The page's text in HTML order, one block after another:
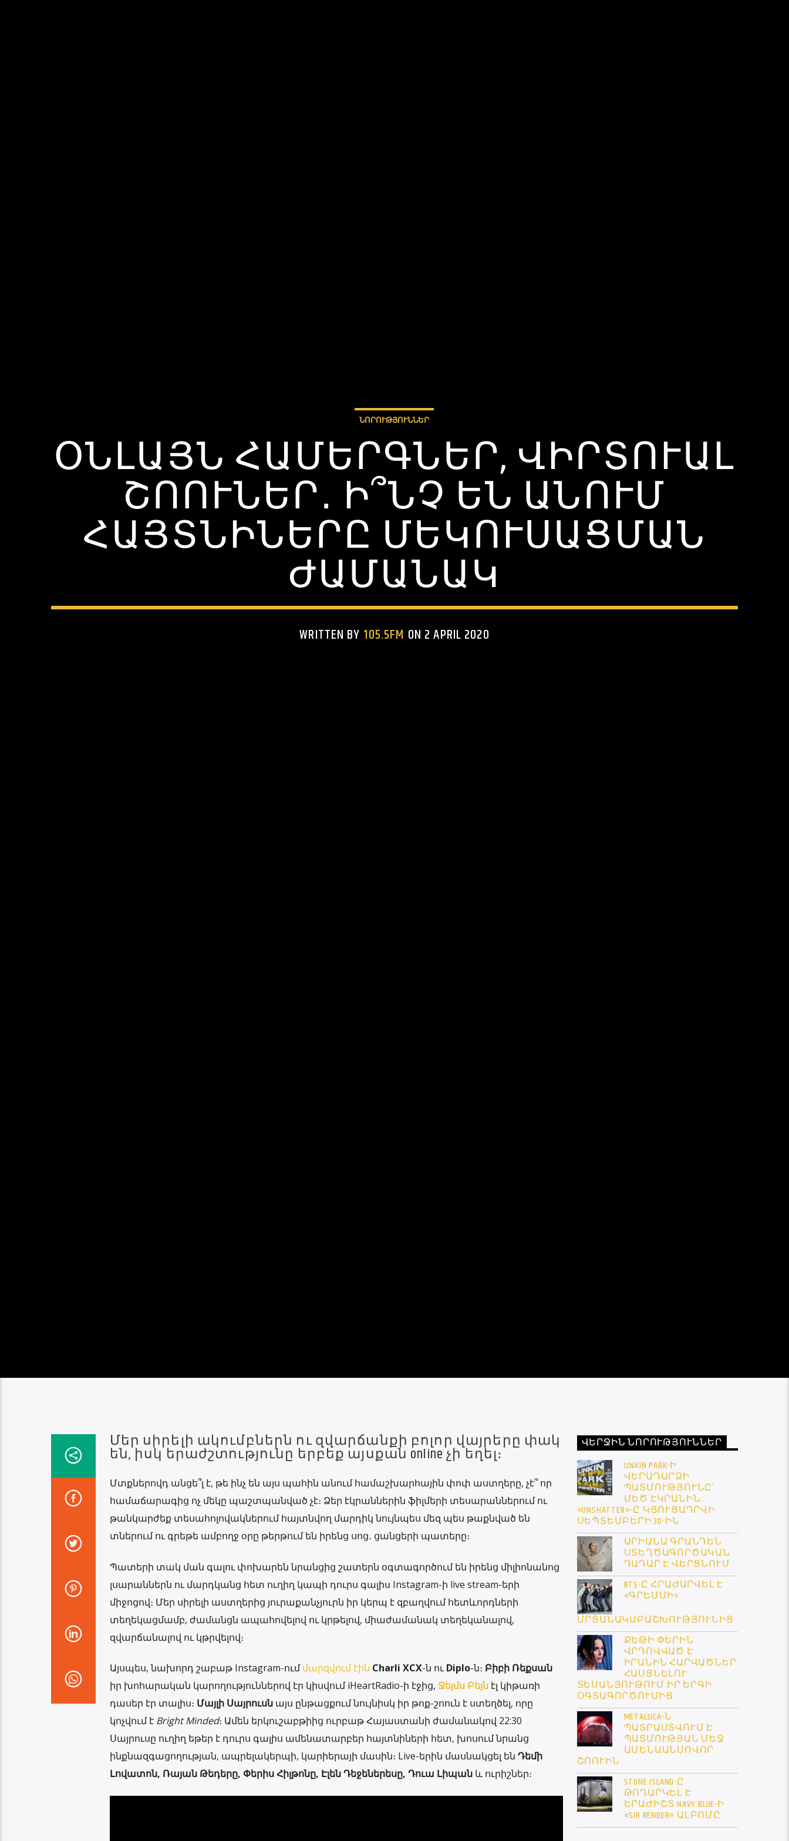
ՆՈՐՈՒԹՅՈՒՆՆԵՐ
ՕՆԼԱՅՆ ՀԱՄԵՐԳՆԵՐ, ՎԻՐՏՈՒԱԼ
ՇՈՈՒՆԵՐ․ Ի՞ՆՉ ԵՆ ԱՆՈՒՄ
ՀԱՅՏՆԻՆԵՐԸ ՄԵԿՈՒՍԱՑՄԱՆ
ԺԱՄԱՆԱԿ
WRITTEN BY 105.5FM ON 2 APRIL 2020
Մեր սիրելի ակումբներն ու զվարճանքի բոլոր վայրերը փակ
են, իսկ երաժշտությունը երբեք այսքան online չի եղել։
Մտքներովդ անցե՞լ է, թե ինչ են այս պահին անում համաշխարհային փոփ աստղերը, չէ՞ որ
համաճարագից ոչ մեկը պաշտպանված չէ։ Ձեր էկրաններին ֆիլմերի տեսարաններում ու
թանկարժեք տեսահոլովակներում հայտնվող մարդիկ նույնպես մեզ պես թաքնված են
տներում ու գրեթե ամբողջ օրը թերթում են իրենց սոց․ ցանցերի պատերը։
Պատերի տակ ման գալու փոխարեն նրանցից շատերն օգտագործում են իրենց միլիոնանոց
լսարաններն ու մարդկանց հետ ուղիղ կապի դուրս գալիս Instagram-ի live stream-երի
միջոցով։ Մեր սիրելի աստղերից յուրաքանչյուրն իր կերպ է զբաղվում հետևորդների
տեղեկացմամբ, ժամանցն ապահովելով ու կրթելով, միաժամանակ տեղեկանալով,
զվարճանալով ու կթրվելով։
Այսպես, նախորդ շաբաթ Instagram-ումմարզվում էին Charli XCX-ն ուDiplo-ն։ Բիբի Ռեքսան
իր խոհարական կարողություններով էր կիսվում iHeartRadio-ի էջից, Ջեյմս Բեյնէլ կիթառի
դասեր էր տալիս։ Մայլի Սայրուսնայս ընթացքում նույնիսկ իր թոք-շոուն է ստեղծել, որը
կոչվում է Bright Minded։ Ամեն երկուշաբթիից ուրբաթ Հայաստանի ժամանակով 22:30
Սայրուսը ուղիղ եթեր է դուրս գալիս ամենատարբեր հայտնիների հետ, խոսում նրանց
ինքնազգացողության, ապրելակերպի, կարիերայի մասին։ Live-երին մասնակցել են Դեմի
Լովատոն, Ռայան Թեդերը, Փերիս Հիլթոնը, Էլեն Դեջեներեսը, Դուա Լիպանև ուրիշներ։
ՎԵՐՋԻՆ ՆՈՐՈՒԹՅՈՒՆՆԵՐ
LINKIN PARK-Ի
ՎԵՐԱԴԱՐՁԻ
ՊԱՏՄՈՒԹՅՈՒՆԸ՝
ՄԵԾ ԷԿՐԱՆԻՆ․
«UNSHATTER»-Ը ԿՑՈՒՑԱԴՐՎԻ
ՍԵՊՏԵՄԲԵՐԻ 30-ԻՆ
ԱՐԻԱՆԱ ԳՐԱՆԴԵՆ
ՍՏԵՂԾԱԳՈՐԾԱԿԱՆ
ԴԱԴԱՐ Է ՎԵՐՑՆՈՒՄ
BTS-Ը ՀՐԱԺԱՐՎԵԼ Է
«ԳՐԵՄՄԻ»
ՄՐՑԱՆԱԿԱԲԱՇԽՈՒԹՅՈՒՆԻՑ
ՔԵԹԻ ՓԵՐԻՆ
ՎՐԴՈՎՎԱԾ Է
ԻՐԱՆԻՆ ՀԱՐՎԱԾՆԵՐ
ՀԱՍՑՆԵԼՈՒ
ՏԵՍԱՆՅՈՒԹՈՒՄ ԻՐ ԵՐԳԻ
ՕԳՏԱԳՈՐԾՈՒՄԻՑ
METALLICA-Ն
ՊԱՏՐԱՍՏՎՈՒՄ Է
ՊԱՏՄՈՒԹՅԱՆ ՄԵՋ
ԱՄԵՆԱԱՆՍՈՎՈՐ
ՇՈՈՒԻՆ
STONE ISLAND-Ը
ԹՈՂԱՐԿԵԼ Է
ԵՐԱԺԻՇՏ NAVY BLUE-Ի
«SIR RENDER» ԱԼԲՈՄԸ